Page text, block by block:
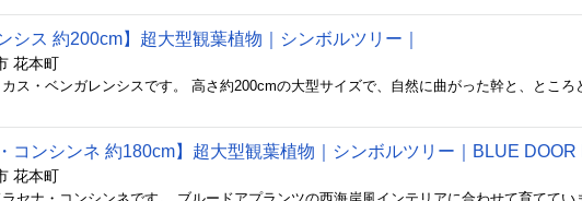
シス 約200cm】超大型観葉植物｜シンボルツリー｜
花本町
コンシンネ 約180cm】超大型観葉植物｜シンボルツリー｜BLUE DOOR
花本町